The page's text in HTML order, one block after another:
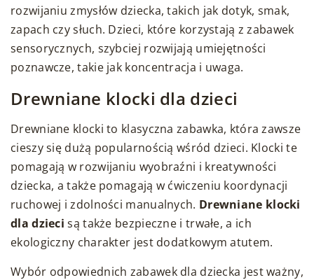
rozwijaniu zmysłów dziecka, takich jak dotyk, smak,
zapach czy słuch. Dzieci, które korzystają z zabawek
sensorycznych, szybciej rozwijają umiejętności
poznawcze, takie jak koncentracja i uwaga.
Drewniane klocki dla dzieci
Drewniane klocki to klasyczna zabawka, która zawsze
cieszy się dużą popularnością wśród dzieci. Klocki te
pomagają w rozwijaniu wyobraźni i kreatywności
dziecka, a także pomagają w ćwiczeniu koordynacji
ruchowej i zdolności manualnych. Drewniane klocki
dla dzieci są także bezpieczne i trwałe, a ich
ekologiczny charakter jest dodatkowym atutem.
Wybór odpowiednich zabawek dla dziecka jest ważny,